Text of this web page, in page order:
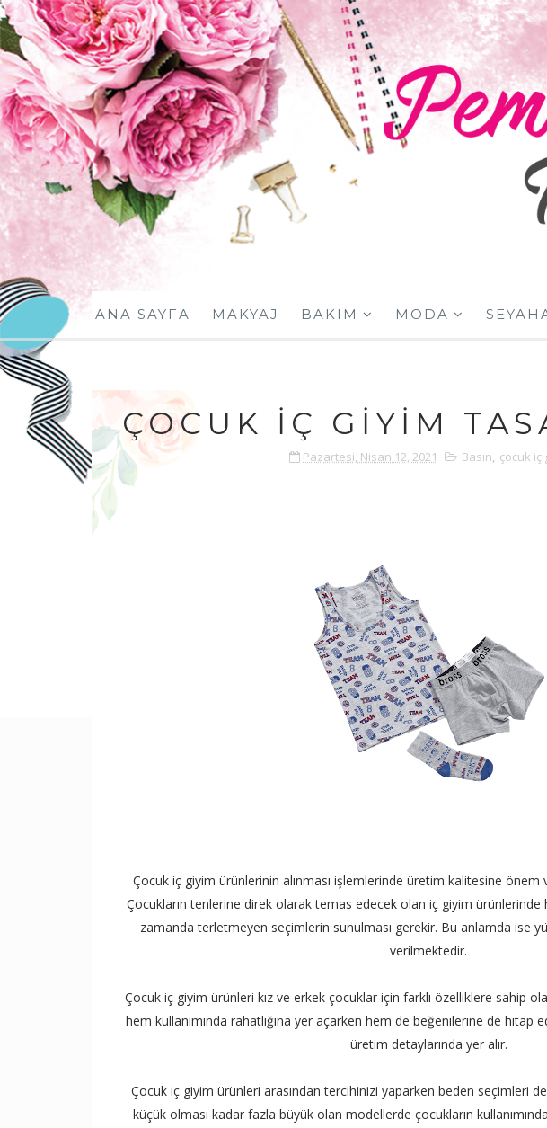
ANA SAYFA MAKYAJ BAKIM MODA
ÇOCUK İÇ GIYIM
Pazartesi, Nisan 12, 2021 Basın, çocuk iç
Çocuk iç giyim ürünlerinin alınması işlemlerinde üretim kalitesine
Çocukların tenlerine direk olarak temas edecek olan iç giyim ürünlerinde
zamanda terletmeyen seçimlerin sunulması gerekir. Bu anlamda ise
verilmektedir.
Çocuk iç giyim ürünleri kız ve erkek çocuklar için farklı özelliklere sahip
hem kullanımında rahatlığına yer açarken hem de beğenilerine de hitap
üretim detaylarında yer alır.
Çocuk iç giyim ürünleri arasından tercihinizi yaparken beden seçimleri
küçük olması kadar fazla büyük olan modellerde çocukların